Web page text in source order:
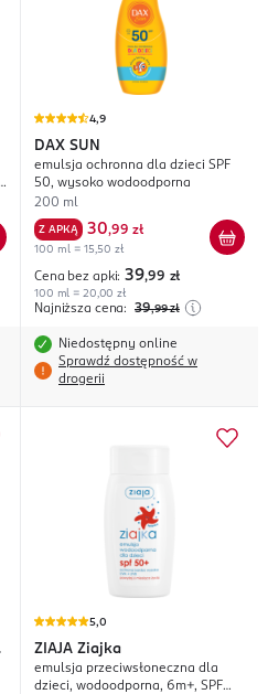
4,9
DAX SUN
emulsja ochronna dla dzieci SPF
50, wysoko wodoodporna
200 ml
Z APKĄ 30,99 zł
100 ml = 15,50 zł
Cena bez apki: 39,99 zł
100 ml = 20,00 zł
Najniższa cena: 39,99 zł
Niedostępny online
Sprawdź dostępność w
drogerii
5,0
ZIAJA Ziajka
emulsja przeciwsłoneczna dla
dzieci, wodoodporna, 6m+, SPF